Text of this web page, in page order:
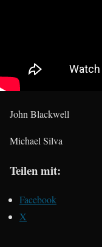
John Blackwell
Michael Silva
Teilen mit:
Facebook
X